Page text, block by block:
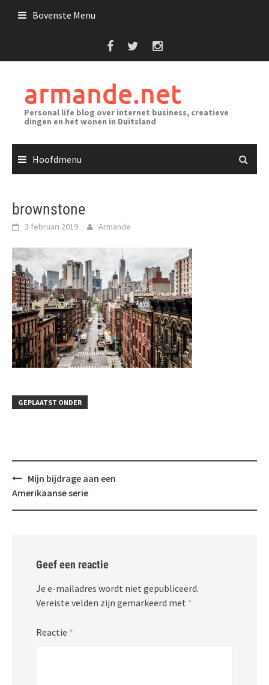
Bovenste Menu
armande.net
Personal life blog over internet business, creatieve
dingen en het wonen in Duitsland
Hoofdmenu
brownstone
3 februari 2019 Armande
GEPLAATST ONDER
Bericht
navigatie
Mijn bijdrage aan een
Amerikaanse serie
Geef een reactie
Je e-mailadres wordt niet gepubliceerd.
Vereiste velden zijn gemarkeerd met *
Reactie *